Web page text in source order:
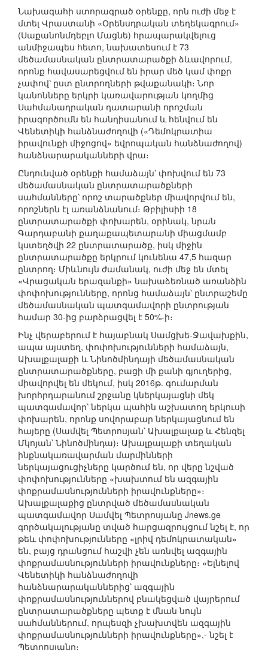
Նախագահի ստորագրած օրենքը, որն ուժի մեջ է
մտել Վրաստանի «Օրենսդրական տեղեկագրում»
(Սաքանոնմդեբլո Մացնե) հրապարակվելուց
անմիջապես հետո, նախատեսում է 73
մեծամասնական ընտրատարածքի ձևավորում,
որոնք հավասարեցվում են իրար մեծ կամ փոքր
չափով՝ ըստ ընտրողների թվաքանակի։ Նոր
կանոնները երկրի կառավարության կողմից
Սահմանադրական դատարանի որոշման
իրագործումն են հանդիսանում և հենվում են
Վենետիկի հանձնաժողովի («Դեմոկրատիա
իրավունքի միջոցով» եվրոպական հանձնաժողով)
հանձնարարականների վրա։
Ընդունված օրենքի համաձայն՝ փոխվում են 73
մեծամասնական ընտրատարածքների
սահմանները՝ որոշ տարածքներ միավորվում են,
որոշներն էլ առանձնանում։ Թբիլիսիի 18
ընտրատարածքի փոխարեն, օրինակ, նրան
Գարդաբանի քաղաքապետարանի միացմամբ
կստեղծվի 22 ընտրատարածք, իսկ միջին
ընտրատարածքը երկրում կունենա 47,5 հազար
ընտրող։ Միևնույն ժամանակ, ուժի մեջ են մտել
«Վրացական երազանքի» նախաձեռնած առանձին
փոփոխությունները, որոնց համաձայն՝ ընտրաշեմը
մեծամասնական պատգամավորի ընտրության
համար 30-ից բարձրացվել է 50%-ի։
Ինչ վերաբերում է հայաբնակ Սամցխե-Ջավախքին,
ապա այստեղ, փոփոխությունների համաձայն,
Ախալքալաքի և Նինոծմինդայի մեծամասնական
ընտրատարածքները, բացի մի քանի գյուղերից,
միավորվել են մեկում, իսկ 2016թ. գումարման
խորհրդարանում շրջանը կներկայացնի մեկ
պատգամավոր՝ ներկա պահին աշխատող երկուսի
փոխարեն, որոնք սովորաբար ներկայացնում են
հայերը (Սամվել Պետրոսյան՝ Ախալքալաք և Հենզել
Մկոյան՝ Նինոծմինդա)։ Ախալքալաքի տեղական
ինքնակառավարման մարմինների
ներկայացուցիչները կարծում են, որ վերը նշված
փոփոխությունները «խախտում են ազգային
փոքրամասնությունների իրավունքները»։
Ախալքալաքից ընտրված մեծամասնական
պատգամավոր Սամվել Պետրոսյանը Jnews.ge
գործակալությանը տված հարցազրույցում նշել է, որ
թեև փոփոխությունները «լրիվ դեմոկրատական»
են, բայց դրանցում հաշվի չեն առնվել ազգային
փոքրամասնությունների իրավունքները։ «Ելնելով
Վենետիկի հանձնաժողովի
հանձնարարականներից՝ ազգային
փոքրամասնություններով բնակեցված վայրերում
ընտրատարածքները պետք է մնան նույն
սահմաններում, որպեսզի չխախտվեն ազգային
փոքրամասնությունների իրավունքները»,- նշել է
Պետրոսյանը։